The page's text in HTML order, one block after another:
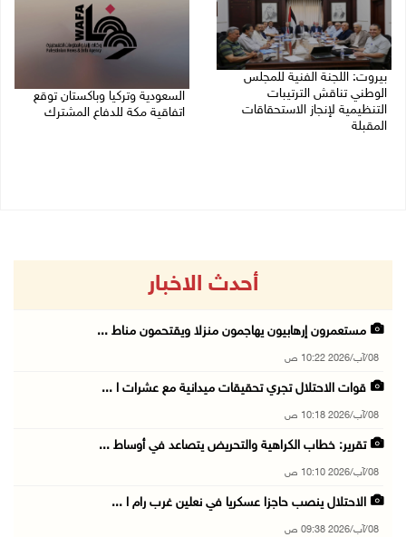
بيروت: اللجنة الفنية للمجلس
الوطني تناقش الترتيبات
التنظيمية لإنجاز الاستحقاقات
المقبلة
السعودية وتركيا وباكستان توقع
اتفاقية مكة للدفاع المشترك
أحدث الاخبار
مستعمرون إرهابيون يهاجمون منزلا ويقتحمون مناط ...
08/آب/2026 10:22 ص
قوات الاحتلال تجري تحقيقات ميدانية مع عشرات ا ...
08/آب/2026 10:18 ص
تقرير: خطاب الكراهية والتحريض يتصاعد في أوساط ...
08/آب/2026 10:10 ص
الاحتلال ينصب حاجزا عسكريا في نعلين غرب رام ا ...
08/آب/2026 09:38 ص